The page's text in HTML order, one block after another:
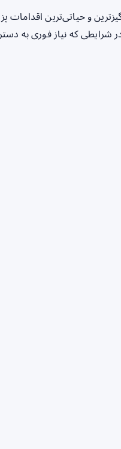
و حیاتی‌ترین
شرایطی که نیاز فوری به